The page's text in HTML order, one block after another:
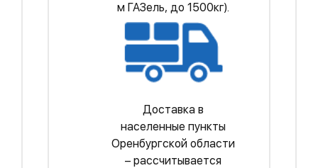
м ГАЗель, до 1500кг).
Доставка в
населенные пункты
Оренбургской области
– рассчитывается